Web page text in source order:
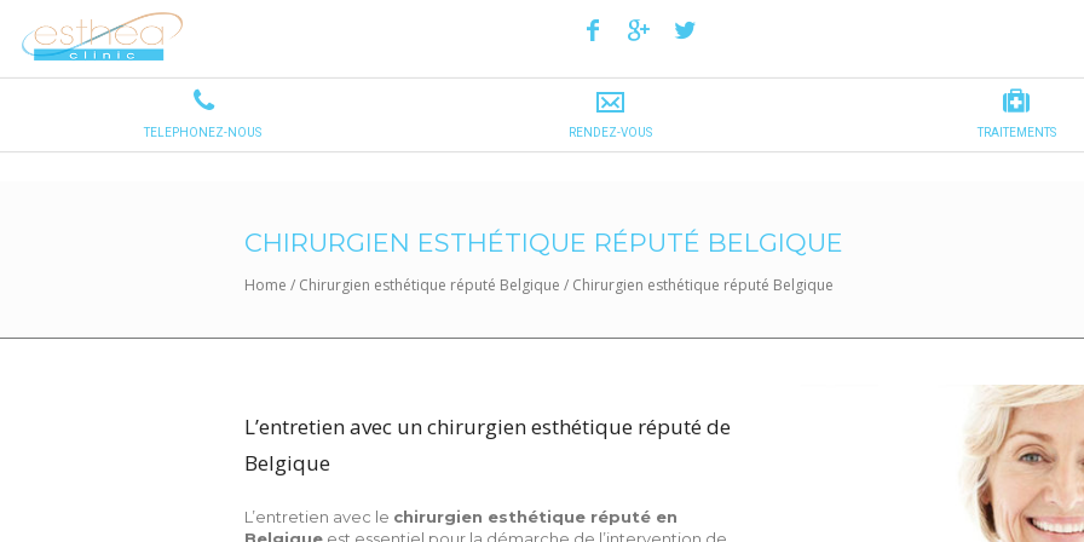
CHIRURGIEN ESTHÉTIQUE RÉPUTÉ BELGIQUE
Home / Chirurgien esthétique réputé Belgique / Chirurgien esthétique réputé Belgique
L’entretien avec un chirurgien esthétique réputé de
Belgique
L’entretien avec le chirurgien esthétique réputé en